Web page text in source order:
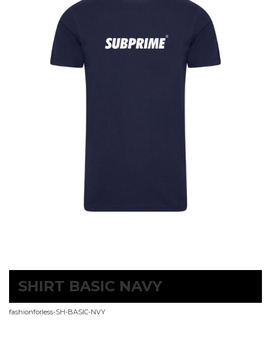
SHIRT BASIC NAVY
fashionforless-SH-BASIC-NVY